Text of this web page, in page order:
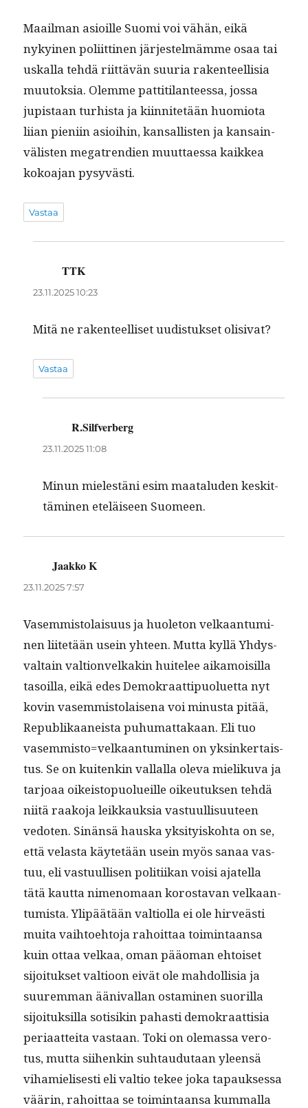
Maail­man asioille Suo­mi voi vähän, eikä
nykyi­nen poli­it­ti­nen jär­jestelmämme osaa tai
uskalla tehdä riit­tävän suuria rak­en­teel­lisia
muu­tok­sia. Olemme pat­ti­ti­lanteessa, jos­sa
jupis­taan turhista ja kiin­nitetään huomio­ta
liian pieni­in asioi­hin, kansal­lis­ten ja kan­sain­
välis­ten mega­tren­di­en muut­taes­sa kaikkea
kokoa­jan pysyvästi.
Vastaa
TTKsanoo:
23.11.2025 10:23
Mitä ne rak­en­teel­liset uud­is­tuk­set olisivat?
Vastaa
R.Silfverberg
23.11.2025 11:08
Min­un mielestäni esim maatalu­den keskit­
tämi­nen eteläiseen Suomeen.
Jaakko Ksanoo:
23.11.2025 7:57
Vasem­mis­to­laisu­us ja huo­le­ton velka­an­tu­mi­
nen liitetään usein yhteen. Mut­ta kyl­lä Yhdys­
val­tain val­tion­velka­kin huitelee aikamoisil­la
tasoil­la, eikä edes Demokraat­tipuoluet­ta nyt
kovin vasem­mis­to­laise­na voi minus­ta pitää,
Repub­likaaneista puhu­mat­takaan. Eli tuo
vasemmisto=velkaantuminen on yksinker­tais­
tus. Se on kuitenkin val­lal­la ole­va mieliku­va ja
tar­joaa oikeistop­uolueille oikeu­tuk­sen tehdä
niitä raako­ja leikkauk­sia vas­tu­ullisu­u­teen
vedoten. Sinän­sä haus­ka yksi­tyisko­h­ta on se,
että velas­ta käytetään usein myös sanaa vas­
tuu, eli vas­tu­ullisen poli­ti­ikan voisi ajatel­la
tätä kaut­ta nimeno­maan korosta­van velka­an­
tu­mista. Ylipäätään val­ti­ol­la ei ole hirveästi
mui­ta vai­h­toe­hto­ja rahoit­taa toim­intaansa
kuin ottaa velkaa, oman pääo­man ehtoiset
sijoituk­set val­tioon eivät ole mah­dol­lisia ja
suurem­man ääni­val­lan ost­a­mi­nen suo­ril­la
sijoituk­sil­la sotisikin pahasti demokraat­tisia
peri­aat­tei­ta vas­taan. Toki on ole­mas­sa vero­
tus, mut­ta siihenkin suh­taudu­taan yleen­sä
vihamielis­es­ti eli val­tio tekee joka tapauk­ses­sa
väärin, rahoit­taa se toim­intaansa kum­mal­la